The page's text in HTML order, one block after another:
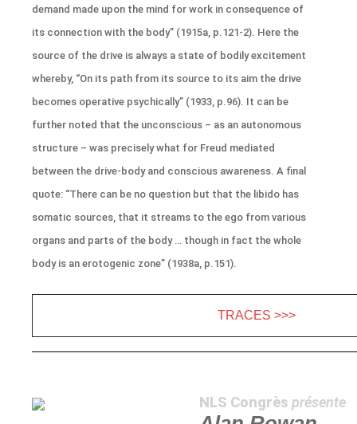
demand made upon the mind for work in consequence of
its connection with the body” (1915a, p.121-2). Here the
source of the drive is always a state of bodily excitement
whereby, “On its path from its source to its aim the drive
becomes operative psychically” (1933, p.96). It can be
further noted that the unconscious – as an autonomous
structure – was precisely what for Freud mediated
between the drive-body and conscious awareness. A final
quote: “There can be no question but that the libido has
somatic sources, that it streams to the ego from various
organs and parts of the body … though in fact the whole
body is an erotogenic zone” (1938a, p.151).
TRACES >>>
NLS Congrèsprésente